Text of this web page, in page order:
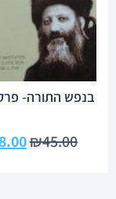
בנפש התורה-
₪45.00